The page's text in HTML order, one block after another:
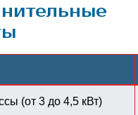
(от 3 до 4,5 кВт)